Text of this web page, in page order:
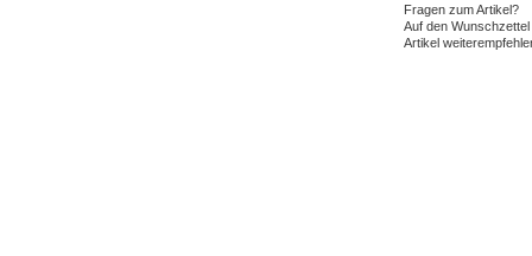
Fragen zum Artikel?
Auf den Wunschzettel
Artikel